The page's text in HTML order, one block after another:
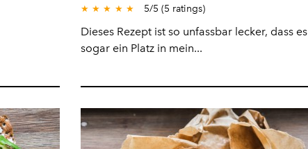
★ ★ ★ ★ ★ 5/5 (5 ratings)
Dieses Rezept ist so unfassbar lecker, dass es
sogar ein Platz in mein...